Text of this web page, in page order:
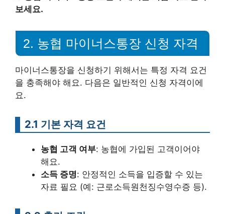
보세요.
2. 농협 마이너스통장 신청 자격
마이너스통장을 신청하기 위해서는 특정 자격 요건
을 충족해야 해요. 다음은 일반적인 신청 자격이에
요.
2.1 기본 자격 요건
농협 고객 여부: 농협에 가입된 고객이어야
해요.
소득 증명: 안정적인 소득을 입증할 수 있는
자료 필요 (예: 근로소득원천징수영수증 등).